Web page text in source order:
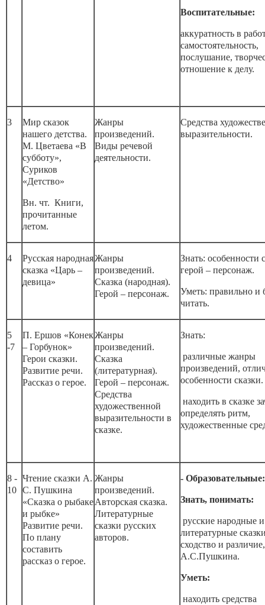
Воспитательные:
аккуратность в
самостоятельность,
послушание,
отношение к делу.
3
Мир сказок
нашего детства.
М. Цветаева «В
субботу»,
Суриков
«Детство»
Вн. чт. Книги,
прочитанные
летом.
Жанры
произведений.
Виды речевой
деятельности.
Средства
выразительности.
4
Русская народная
сказка «Царь –
девица»
Жанры
произведений.
Сказка (народная).
Герой – персонаж.
Знать: особенности
герой – персонаж.
Уметь: правильно и
читать.
5
-7
П. Ершов «Конек
– Горбунок»
Герои сказки.
Развитие речи.
Рассказ о герое.
Жанры
произведений.
Сказка
(литературная).
Герой – персонаж.
Средства
художественной
выразительности в
сказке.
Знать:
различные жанры
произведений,
особенности
находить в сказке
определять ритм,
художественные
8 -
10
Чтение сказки А.
С. Пушкина
«Сказка о рыбаке
и рыбке»
Развитие речи.
По плану
составить
рассказ о герое.
Жанры
произведений.
Авторская сказка.
Литературные
сказки русских
авторов.
- Образовательные:
Знать, понимать:
русские народные и
литературные
сходство и
А.С.Пушкина.
Уметь:
находить средства